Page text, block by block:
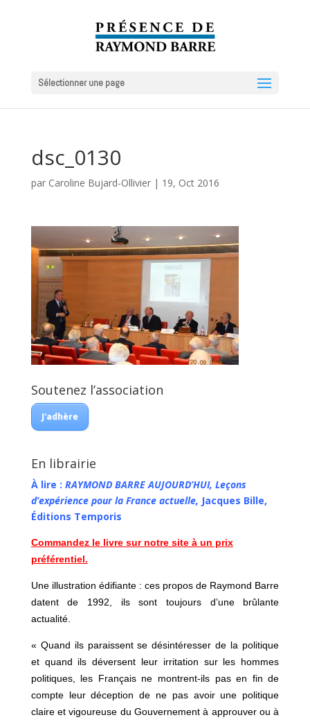
Sélectionner une page
dsc_0130
par Caroline Bujard-Ollivier| 19, Oct 2016
Soutenez l’association
J'adhère
En librairie
À lire : RAYMOND BARRE AUJOURD’HUI, Leçons
d’expérience pour la France actuelle, Jacques Bille,
Éditions Temporis
Commandez le livre sur notre site à un prix
préférentiel.
Une illustration édifiante : ces propos de Raymond Barre
datent de 1992, ils sont toujours d’une brûlante
actualité.
« Quand ils paraissent se désintéresser de la politique
et quand ils déversent leur irritation sur les hommes
politiques, les Français ne montrent-ils pas en fin de
compte leur déception de ne pas avoir une politique
claire et vigoureuse du Gouvernement à approuver ou à